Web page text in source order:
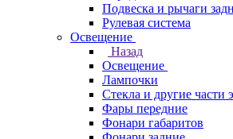
Подвеска и рычаги
Рулевая система
Освещение
Назад
Освещение
Лампочки
Стекла и другие части
Фары передние
Фонари габаритов